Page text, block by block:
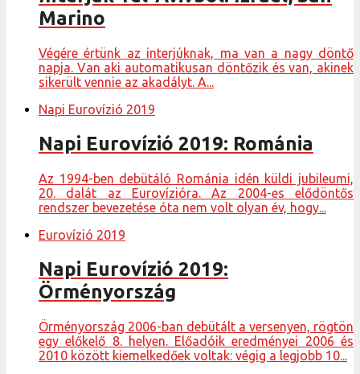
Marino
Végére értünk az interjúknak, ma van a nagy döntő
napja. Van aki automatikusan döntőzik és van, akinek
sikerült vennie az akadályt. A...
Napi Eurovízió 2019
Napi Eurovízió 2019: Románia
Az 1994-ben debütáló Románia idén küldi jubileumi,
20. dalát az Eurovízióra. Az 2004-es elődöntős
rendszer bevezetése óta nem volt olyan év, hogy...
Eurovízió 2019
Napi Eurovízió 2019:
Örményország
Örményország 2006-ban debütált a versenyen, rögtön
egy előkelő 8. helyen. Előadóik eredményei 2006 és
2010 között kiemelkedőek voltak: végig a legjobb 10...